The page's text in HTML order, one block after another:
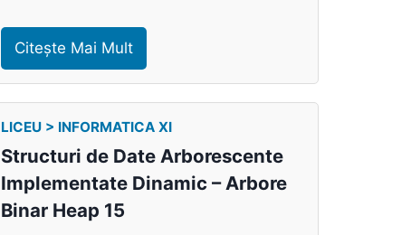
Citește Mai Mult
LICEU > INFORMATICA XI
Structuri de Date Arborescente
Implementate Dinamic – Arbore
Binar Heap 15